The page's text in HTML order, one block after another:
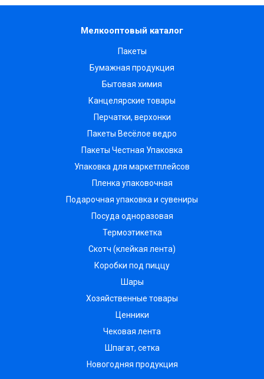
Мелкооптовый каталог
Пакеты
Бумажная продукция
Бытовая химия
Канцелярские товары
Перчатки, верхонки
Пакеты Весёлое ведро
Пакеты Честная Упаковка
Упаковка для маркетплейсов
Пленка упаковочная
Подарочная упаковка и сувениры
Посуда одноразовая
Термоэтикетка
Скотч (клейкая лента)
Коробки под пиццу
Шары
Хозяйственные товары
Ценники
Чековая лента
Шпагат, сетка
Новогодняя продукция